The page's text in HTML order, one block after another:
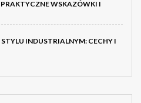
WSKAZÓWKI I
INDUSTRIALNYM: CECHY I